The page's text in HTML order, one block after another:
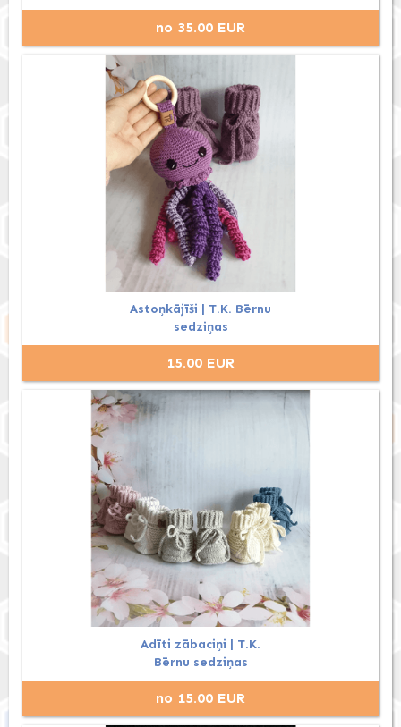
no 35.00 EUR
Astoņkājīši | T.K. Bērnu
sedziņas
15.00 EUR
Adīti zābaciņi | T.K.
Bērnu sedziņas
no 15.00 EUR